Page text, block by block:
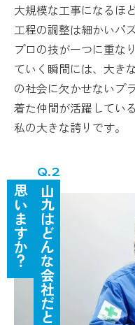
大規模な工事になるほ
工程の調整は細かいパ
プロの技が一つに重な
ていく瞬間には、大き
の社会に欠かせないプ
着た仲間が活躍してい
私の大きな誇りです。
山九はどんな会社だと
思いますか？